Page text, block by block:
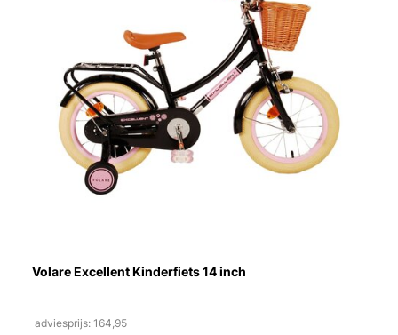
Volare Excellent Kinderfiets 14 inch
adviesprijs: 164,95